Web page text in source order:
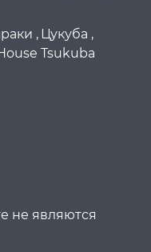
, Цукуба ,
Tsukuba
не являются